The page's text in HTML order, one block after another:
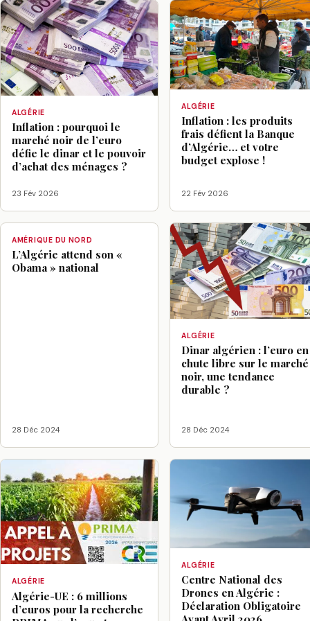
ALGÉRIE
Inflation : pourquoi le
marché noir de l’euro
défie le dinar et le pouvoir
d’achat des ménages ?
23 Fév 2026
ALGÉRIE
Inflation : les produits
frais défient la Banque
d’Algérie… et votre
budget explose !
22 Fév 2026
AMÉRIQUE DU NORD
L’Algérie attend son «
Obama » national
28 Déc 2024
ALGÉRIE
Dinar algérien : l’euro en
chute libre sur le marché
noir, une tendance
durable ?
28 Déc 2024
ALGÉRIE
Algérie-UE : 6 millions
d’euros pour la recherche
ALGÉRIE
Centre National des
Drones en Algérie :
Déclaration Obligatoire